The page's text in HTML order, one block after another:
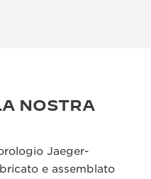
NOSTRA
Jaeger-
e assemblato